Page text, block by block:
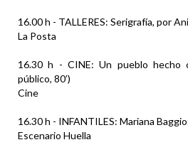
16.00 h - TALLERES: Serigrafía, por
La Posta
16.30 h - CINE: Un pueblo hecho
público, 80’)
Cine
16.30 h - INFANTILES: Mariana
Escenario Huella